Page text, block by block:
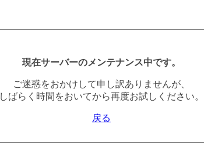
現在サーバーのメンテナンス中です。
ご迷惑をおかけして申し訳ありませんが、
しばらく時間をおいてから再度お試しください。
戻る